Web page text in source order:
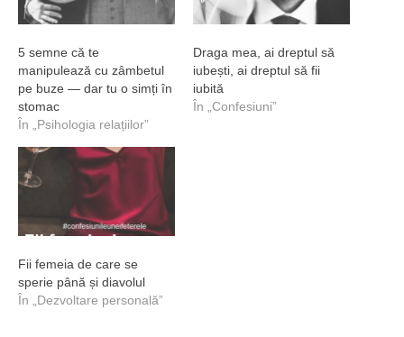
5 semne că te
manipulează cu zâmbetul
pe buze — dar tu o simți în
stomac
În „Psihologia relațiilor”
Draga mea, ai dreptul să
iubești, ai dreptul să fii
iubită
În „Confesiuni”
Fii femeia de care se
sperie până și diavolul
În „Dezvoltare personală”